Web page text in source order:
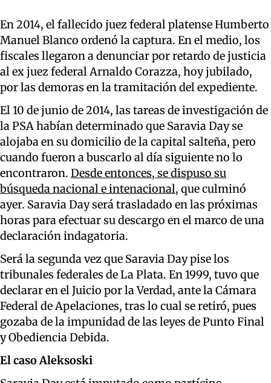
En 2014, el fallecido juez federal platense Humberto
Manuel Blanco ordenó la captura. En el medio, los
fiscales llegaron a denunciar por retardo de justicia
al ex juez federal Arnaldo Corazza, hoy jubilado,
por las demoras en la tramitación del expediente.
El 10 de junio de 2014, las tareas de investigación de
la PSA habían determinado que Saravia Day se
alojaba en su domicilio de la capital salteña, pero
cuando fueron a buscarlo al día siguiente no lo
encontraron. Desde entonces, se dispuso su
búsqueda nacional e intenacional, que culminó
ayer. Saravia Day será trasladado en las próximas
horas para efectuar su descargo en el marco de una
declaración indagatoria.
Será la segunda vez que Saravia Day pise los
tribunales federales de La Plata. En 1999, tuvo que
declarar en el Juicio por la Verdad, ante la Cámara
Federal de Apelaciones, tras lo cual se retiró, pues
gozaba de la impunidad de las leyes de Punto Final
y Obediencia Debida.
El caso Aleksoski